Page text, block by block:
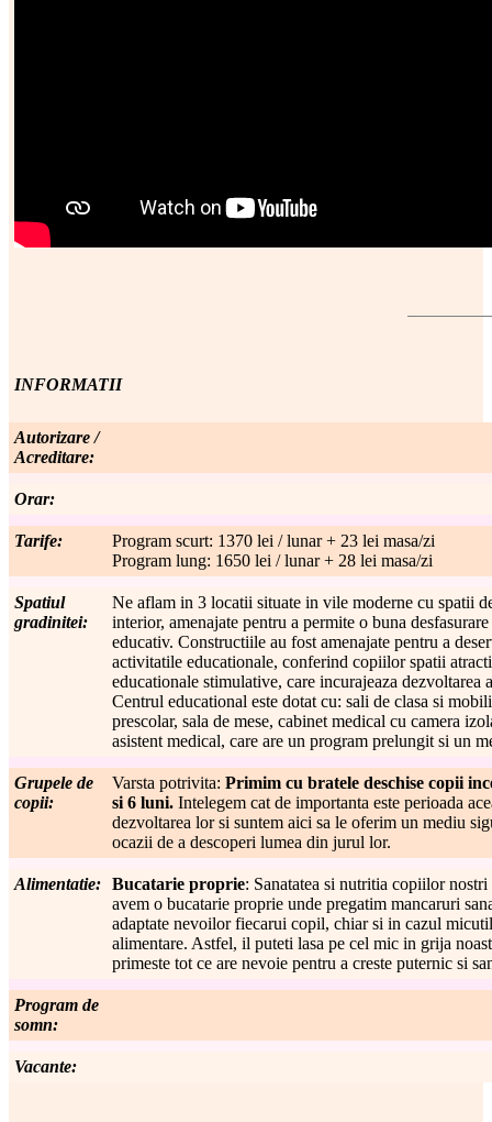
INFORMATII
Autorizare /
Acreditare:
Orar:
Tarife:
Program scurt: 1370 lei / lunar + 23 lei masa/zi
Program lung: 1650 lei / lunar + 28 lei masa/zi
Spatiul
gradinitei:
Ne aflam in 3 locatii situate in vile moderne cu spatii
interior, amenajate pentru a permite o buna
educativ. Constructiile au fost amenajate pentru a
activitatile educationale, conferind copiilor spatii
educationale stimulative, care incurajeaza dezvoltarea
Centrul educational este dotat cu: sali de clasa si
prescolar, sala de mese, cabinet medical cu camera
asistent medical, care are un program prelungit si un
Grupele de
copii:
Varsta potrivita: Primim cu bratele deschise copii
si 6 luni. Intelegem cat de importanta este perioada
dezvoltarea lor si suntem aici sa le oferim un mediu
ocazii de a descoperi lumea din jurul lor.
Alimentatie: Bucatarie proprie: Sanatatea si nutritia copiilor
avem o bucatarie proprie unde pregatim mancaruri
adaptate nevoilor fiecarui copil, chiar si in cazul
alimentare. Astfel, il puteti lasa pe cel mic in grija
primeste tot ce are nevoie pentru a creste puternic si
Program de
somn:
Vacante: